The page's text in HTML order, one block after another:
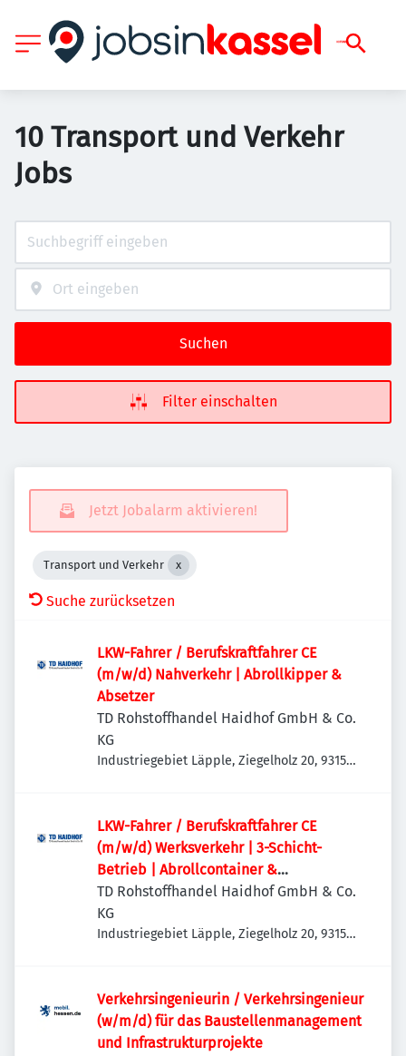
10 Transport und Verkehr
Jobs
Suchen
Filter einschalten
Jetzt Jobalarm aktivieren!
Transport und Verkehr
Suche zurücksetzen
LKW-Fahrer / Berufskraftfahrer CE
(m/w/d) Nahverkehr | Abrollkipper &
Absetzer
TD Rohstoffhandel Haidhof GmbH & Co.
KG
Industriegebiet Läpple, Ziegelholz 20, 93158
LKW-Fahrer / Berufskraftfahrer CE
(m/w/d) Werksverkehr | 3-Schicht-
Betrieb | Abrollcontainer &
Absetzmulden
TD Rohstoffhandel Haidhof GmbH & Co.
KG
Industriegebiet Läpple, Ziegelholz 20, 93158
Verkehrsingenieurin / Verkehrsingenieur
(w/m/d) für das Baustellenmanagement
und Infrastrukturprojekte